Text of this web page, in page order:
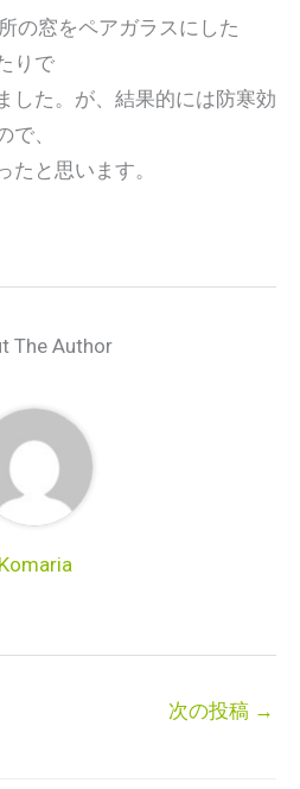
窓をペアガラスにした
りで
た。が、結果的には防寒効
、
と思います。
The Author
Komaria
次の投稿 →